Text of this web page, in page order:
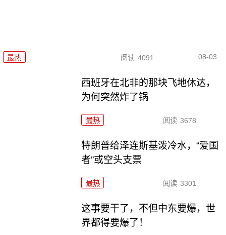
最热 阅读 4091 08-03
西班牙在北非的那块飞地休达，
为何突然炸了锅
最热 阅读 3678
特朗普给泽连斯基泼冷水，“爱国
者”或空头支票
最热 阅读 3301
这事要干了，不但中东要爆，世
界都得要爆了！